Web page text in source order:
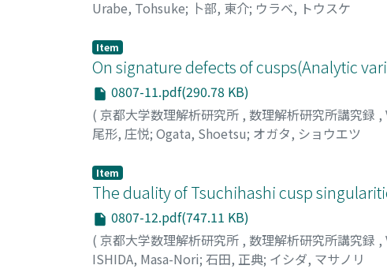
Urabe, Tohsuke; 卜部, 東介; ウラベ, トウスケ
Item
On signature defects of cusps(Analytic
0807-11.pdf(290.78 KB)
( 京都大学数理解析研究所 , 数理解析研究所講究録 ,
尾形, 庄悦; Ogata, Shoetsu; オガタ, ショウエツ
Item
The duality of Tsuchihashi cusp
0807-12.pdf(747.11 KB)
( 京都大学数理解析研究所 , 数理解析研究所講究録 ,
ISHIDA, Masa-Nori; 石田, 正典; イシダ, マサノリ